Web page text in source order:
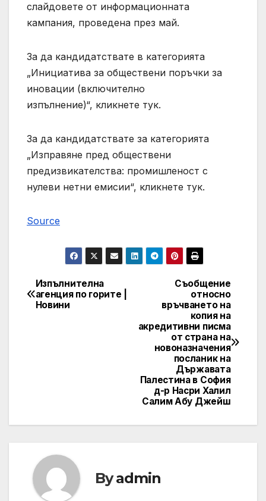
слайдовете от информационната
кампания, проведена през май.
За да кандидатствате в категорията
„Инициатива за обществени поръчки за
иновации (включително
изпълнение)“, кликнете тук.
За да кандидатствате за категорията
„Изправяне пред обществени
предизвикателства: промишленост с
нулеви нетни емисии“, кликнете тук.
Source
Post
navigation
Съобщение
относно
връчването на
копия на
акредитивни писма
от страна на
новоназначения
посланик на
Държавата
Палестина в София
д-р Насри Халил
Салим Абу Джейш
Изпълнителна
агенция по горите |
Новини
Byadmin